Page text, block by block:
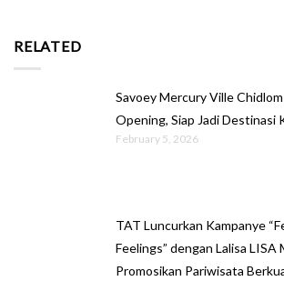
RELATED
Savoey Mercury Ville
Opening, Siap Jadi Destinasi
February 5, 2026
TAT Luncurkan Kampanye
Feelings” dengan Lalisa LISA
Promosikan Pariwisata